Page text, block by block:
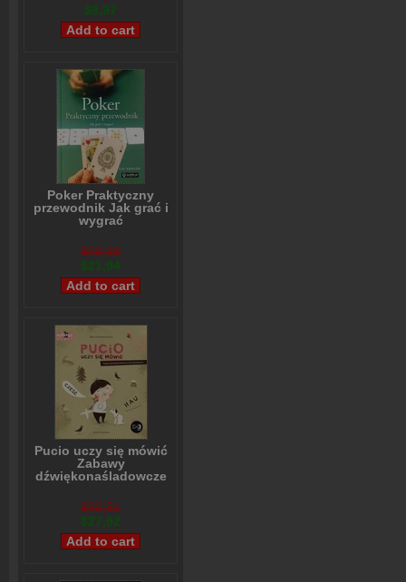
$9,97
Poker Praktyczny
przewodnik Jak grać i
wygrać
$23,93
$21,94
Pucio uczy się mówić
Zabawy
dźwiękonaśladowcze
Marta Galewska-Kustra
$32,81
$27,92